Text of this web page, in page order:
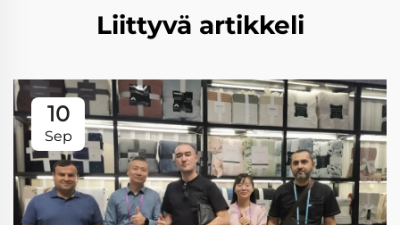
Liittyvä artikkeli
10
Sep